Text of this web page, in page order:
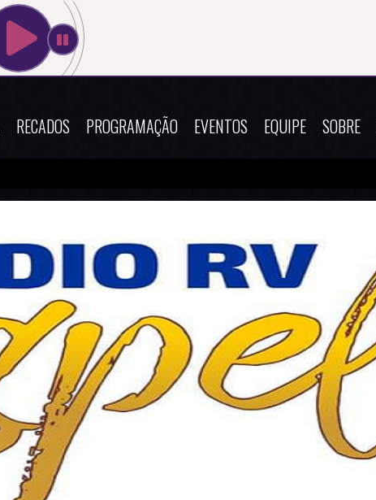
RECADOS PROGRAMAÇÃO EVENTOS EQUIPE SOBRE